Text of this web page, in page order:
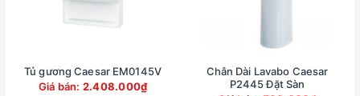
Tủ gương Caesar EM0145V
Giá bán: 2.408.000₫
Chân Dài Lavabo Caesar
P2445 Đặt Sàn